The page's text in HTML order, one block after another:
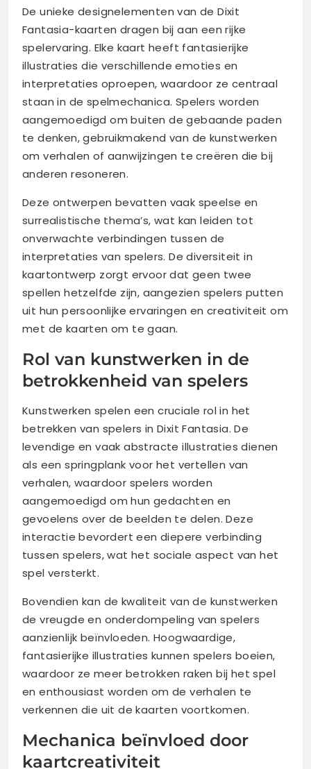
De unieke designelementen van de Dixit
Fantasia-kaarten dragen bij aan een rijke
spelervaring. Elke kaart heeft fantasierijke
illustraties die verschillende emoties en
interpretaties oproepen, waardoor ze centraal
staan in de spelmechanica. Spelers worden
aangemoedigd om buiten de gebaande paden
te denken, gebruikmakend van de kunstwerken
om verhalen of aanwijzingen te creëren die bij
anderen resoneren.
Deze ontwerpen bevatten vaak speelse en
surrealistische thema’s, wat kan leiden tot
onverwachte verbindingen tussen de
interpretaties van spelers. De diversiteit in
kaartontwerp zorgt ervoor dat geen twee
spellen hetzelfde zijn, aangezien spelers putten
uit hun persoonlijke ervaringen en creativiteit om
met de kaarten om te gaan.
Rol van kunstwerken in de
betrokkenheid van spelers
Kunstwerken spelen een cruciale rol in het
betrekken van spelers in Dixit Fantasia. De
levendige en vaak abstracte illustraties dienen
als een springplank voor het vertellen van
verhalen, waardoor spelers worden
aangemoedigd om hun gedachten en
gevoelens over de beelden te delen. Deze
interactie bevordert een diepere verbinding
tussen spelers, wat het sociale aspect van het
spel versterkt.
Bovendien kan de kwaliteit van de kunstwerken
de vreugde en onderdompeling van spelers
aanzienlijk beïnvloeden. Hoogwaardige,
fantasierijke illustraties kunnen spelers boeien,
waardoor ze meer betrokken raken bij het spel
en enthousiast worden om de verhalen te
verkennen die uit de kaarten voortkomen.
Mechanica beïnvloed door
kaartcreativiteit